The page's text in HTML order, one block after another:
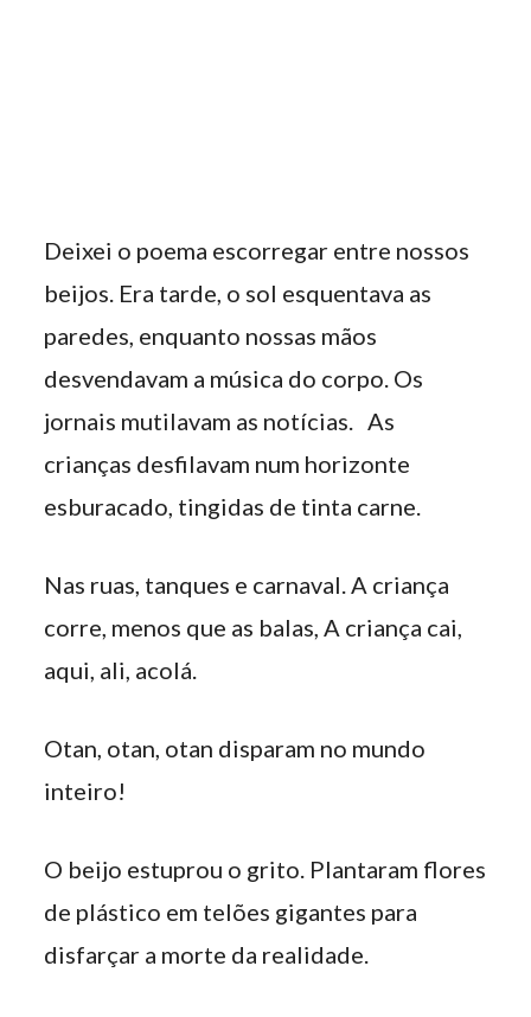
Deixei o poema escorregar entre nossos
beijos. Era tarde, o sol esquentava as
paredes, enquanto nossas mãos
desvendavam a música do corpo. Os
jornais mutilavam as notícias. As
crianças desfilavam num horizonte
esburacado, tingidas de tinta carne.
Nas ruas, tanques e carnaval. A criança
corre, menos que as balas, A criança cai,
aqui, ali, acolá.
Otan, otan, otan disparam no mundo
inteiro!
O beijo estuprou o grito. Plantaram flores
de plástico em telões gigantes para
disfarçar a morte da realidade.